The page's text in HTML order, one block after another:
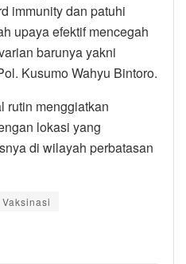
immunity dan patuhi
upaya efektif mencegah
barunya yakni
Kusumo Wahyu Bintoro.
rutin menggiatkan
lokasi yang
di wilayah perbatasan
Vaksinasi